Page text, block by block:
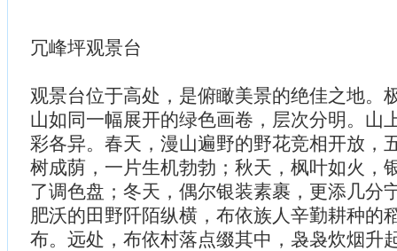
冗峰坪观景台
观景台位于高处，是俯瞰美景的绝佳之地。
山如同一幅展开的绿色画卷，层次分明。山
彩各异。春天，漫山遍野的野花竞相开放，
树成荫，一片生机勃勃；秋天，枫叶如火，
了调色盘；冬天，偶尔银装素裹，更添几分
肥沃的田野阡陌纵横，布依族人辛勤耕种的
布。远处，布依村落点缀其中，袅袅炊烟升